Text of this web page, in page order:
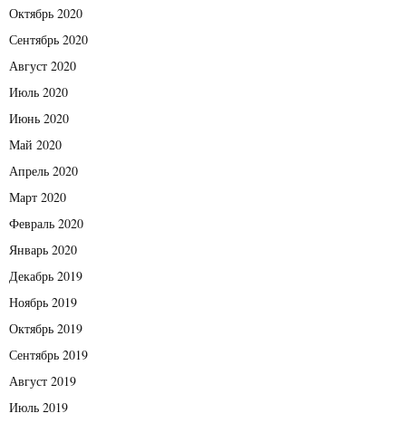
Октябрь 2020
Сентябрь 2020
Август 2020
Июль 2020
Июнь 2020
Май 2020
Апрель 2020
Март 2020
Февраль 2020
Январь 2020
Декабрь 2019
Ноябрь 2019
Октябрь 2019
Сентябрь 2019
Август 2019
Июль 2019